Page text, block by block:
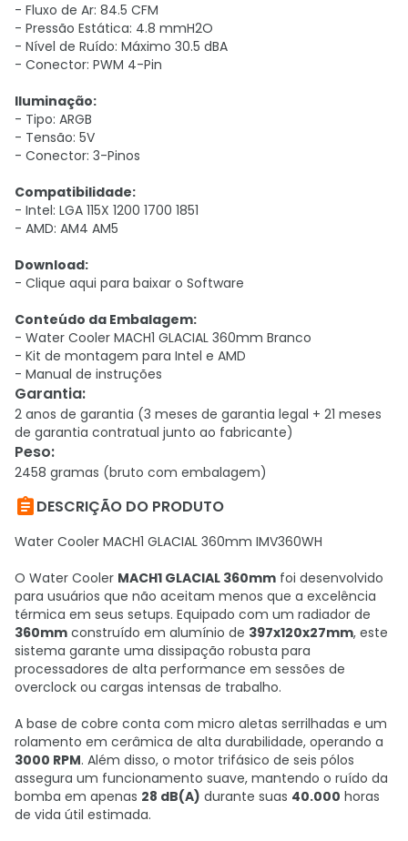
- Fluxo de Ar: 84.5 CFM
- Pressão Estática: 4.8 mmH2O
- Nível de Ruído: Máximo 30.5 dBA
- Conector: PWM 4-Pin
Iluminação:
- Tipo: ARGB
- Tensão: 5V
- Conector: 3-Pinos
Compatibilidade:
- Intel: LGA 115X 1200 1700 1851
- AMD: AM4 AM5
Download:
- Clique aqui para baixar o Software
Conteúdo da Embalagem:
- Water Cooler MACH1 GLACIAL 360mm Branco
- Kit de montagem para Intel e AMD
- Manual de instruções
Garantia:
2 anos de garantia (3 meses de garantia legal + 21 meses
de garantia contratual junto ao fabricante)
Peso:
2458 gramas (bruto com embalagem)
DESCRIÇÃO DO PRODUTO
Water Cooler MACH1 GLACIAL 360mm IMV360WH
O Water Cooler MACH1 GLACIAL 360mm foi desenvolvido
para usuários que não aceitam menos que a excelência
térmica em seus setups. Equipado com um radiador de
360mm construído em alumínio de 397x120x27mm, este
sistema garante uma dissipação robusta para
processadores de alta performance em sessões de
overclock ou cargas intensas de trabalho.
A base de cobre conta com micro aletas serrilhadas e um
rolamento em cerâmica de alta durabilidade, operando a
3000 RPM. Além disso, o motor trifásico de seis pólos
assegura um funcionamento suave, mantendo o ruído da
bomba em apenas 28 dB(A) durante suas 40.000 horas
de vida útil estimada.